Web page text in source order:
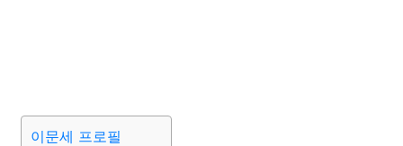
이문세 프로필